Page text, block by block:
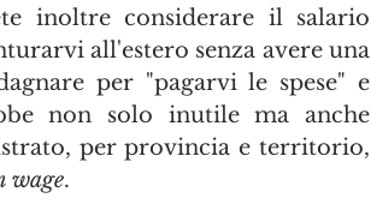
inoltre considerare il salario
all'estero senza avere una
per "pagarvi le spese" e
non solo inutile ma anche
per provincia e territorio,
wage.